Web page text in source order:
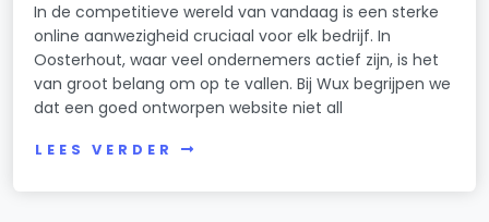
In de competitieve wereld van vandaag is een sterke
online aanwezigheid cruciaal voor elk bedrijf. In
Oosterhout, waar veel ondernemers actief zijn, is het
van groot belang om op te vallen. Bij Wux begrijpen we
dat een goed ontworpen website niet all
LEES VERDER